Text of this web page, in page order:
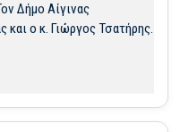
Δήμο Αίγινας
ο κ. Γιώργος Τσατήρης.